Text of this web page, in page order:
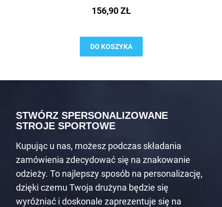
156,90 ZŁ
DO KOSZYKA
STWÓRZ SPERSONALIZOWANE
STROJE SPORTOWE
Kupując u nas, możesz podczas składania
zamówienia zdecydować się na znakowanie
odzieży. To najlepszy sposób na personalizację,
dzięki czemu Twoja drużyna będzie się
wyróżniać i doskonale zaprezentuje się na